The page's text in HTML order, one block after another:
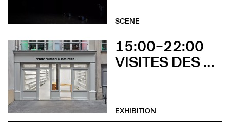
SCENE
15:00–22:00
VISITES DES EXPOSITIONS ET DÉCOUVERTE DU BÂTIMENT
EXHIBITION